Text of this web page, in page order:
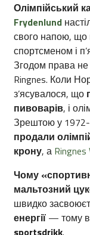
Олімпійський
Frydenlund
свого напою, що
спортсменом і
Згодом права не
Ringnes. Коли
з’ясувалося, що
пивоварів, і
Зрештою у 1972-
продали
крону, а
Чому
мальтозний
швидко
енергії — тому в